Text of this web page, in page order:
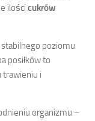
ilości cukrów
poziomu
posiłków to
trawieniu i
organizmu –